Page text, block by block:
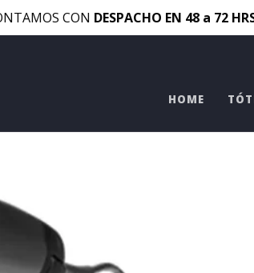
CON DESPACHO EN 48 a 72
HOME